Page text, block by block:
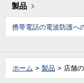
製品
携帯電話の電波防護へ
ホーム 製品 店舗